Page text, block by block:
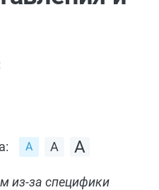
из-за специфики